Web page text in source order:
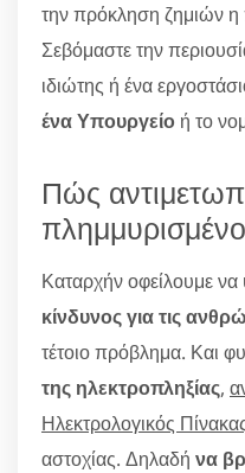
την πρόκληση ζημιών
Σεβόμαστε την
ιδιώτης ή ένα
ένα Υπουργείο ή το
Πώς
Καταρχήν οφείλουμε να
κίνδυνος για τις
τέτοιο πρόβλημα. Και
της ηλεκτροπληξίας,
Ηλεκτρολογικός
αστοχίας. Δηλαδή να